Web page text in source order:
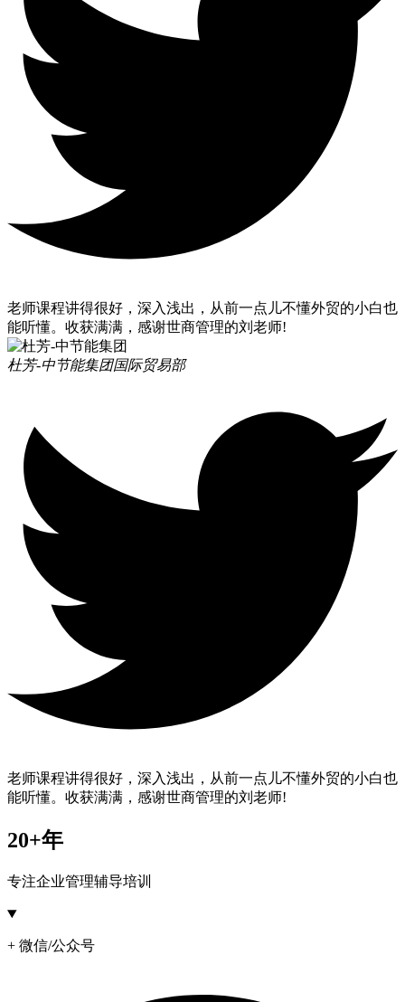
老师课程讲得很好，深入浅出，从前一点儿不懂外贸的小白也
能听懂。收获满满，感谢世商管理的刘老师!
杜芳-中节能集团国际贸易部
老师课程讲得很好，深入浅出，从前一点儿不懂外贸的小白也
能听懂。收获满满，感谢世商管理的刘老师!
20+年
专注企业管理辅导培训
+ 微信/公众号